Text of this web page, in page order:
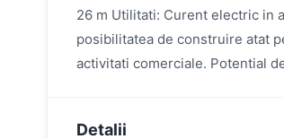
26 m Utilitati: Curent electric in
posibilitatea de construire atat
activitati comerciale. Potential
Detalii